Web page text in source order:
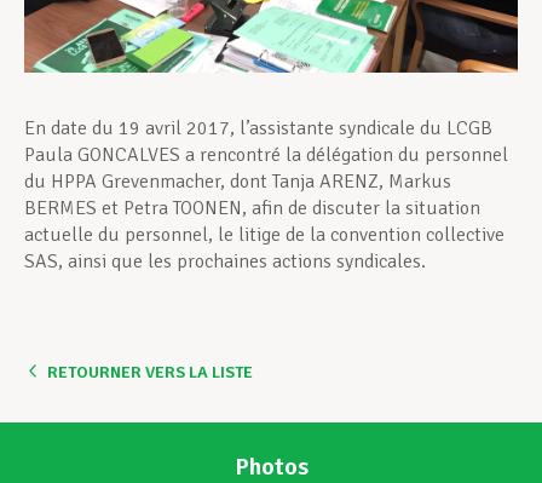
En date du 19 avril 2017, l’assistante syndicale du LCGB
Paula GONCALVES a rencontré la délégation du personnel
du HPPA Grevenmacher, dont Tanja ARENZ, Markus
BERMES et Petra TOONEN, afin de discuter la situation
actuelle du personnel, le litige de la convention collective
SAS, ainsi que les prochaines actions syndicales.
RETOURNER VERS LA LISTE
Photos